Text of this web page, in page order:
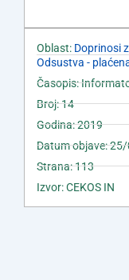
Oblast: Doprinosi
Odsustva -
Časopis:
Broj: 14
Godina: 2019
Datum objave:
Strana: 113
Izvor: CEKOS IN